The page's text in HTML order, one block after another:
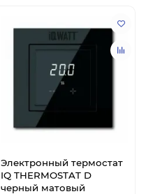
Электронный термостат
IQ THERMOSTAT D
черный матовый